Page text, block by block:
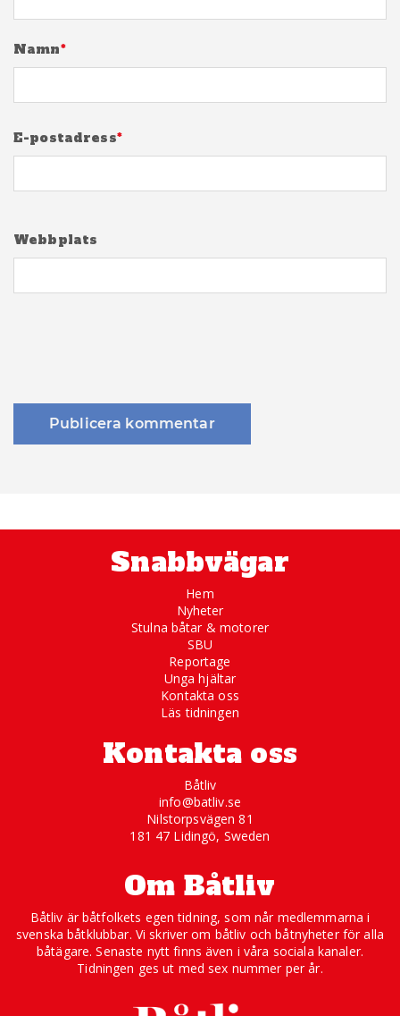
Namn*
E-postadress*
Webbplats
Snabbvägar
Hem
Nyheter
Stulna båtar & motorer
SBU
Reportage
Unga hjältar
Kontakta oss
Läs tidningen
Kontakta oss
Båtliv
info@batliv.se
Nilstorpsvägen 81
181 47 Lidingö, Sweden
Om Båtliv
Båtliv är båtfolkets egen tidning, som når medlemmarna i
svenska båtklubbar. Vi skriver om båtliv och båtnyheter för alla
båtägare. Senaste nytt finns även i våra sociala kanaler.
Tidningen ges ut med sex nummer per år.